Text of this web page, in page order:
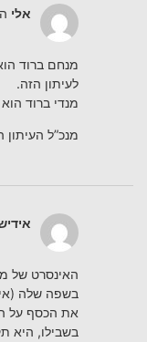
אלי הגיב:
מנחם ברוד הוא לא
לעיתון הזה.
מנדי ברוד הוא דובר
מנכ”ל העיתון הוא
אידישע
האינסרט של מימד
בשפה שלה (אידיש
את הכסף על
בשבילו, היא תקנה